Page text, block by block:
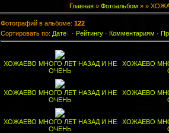
Главная » Фотоальбом » »
Фотографий в альбоме: 122
Сортировать по: Дате · Рейтингу · Комментариям ·
ХОЖАЕВО МНОГО ЛЕТ НАЗАД И НЕ
ОЧЕНЬ
ХОЖАЕВО
ХОЖАЕВО МНОГО ЛЕТ НАЗАД И НЕ
ОЧЕНЬ
ХОЖАЕВО
ХОЖАЕВО МНОГО ЛЕТ НАЗАД И НЕ
ОЧЕНЬ
ХОЖАЕВО